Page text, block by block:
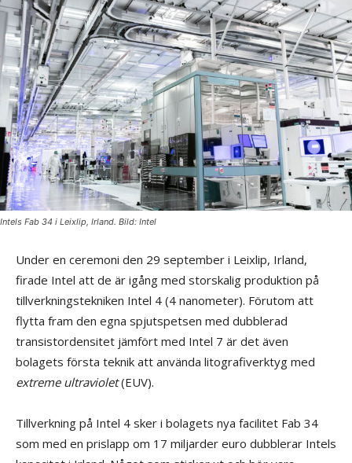
Intels Fab 34 i Leixlip, Irland. Bild: Intel
Under en ceremoni den 29 september i Leixlip, Irland,
firade Intel att de är igång med storskalig produktion på
tillverkningstekniken Intel 4 (4 nanometer). Förutom att
flytta fram den egna spjutspetsen med dubblerad
transistordensitet jämfört med Intel 7 är det även
bolagets första teknik att använda litografiverktyg med
extreme ultraviolet(EUV).
Tillverkning på Intel 4 sker i bolagets nya facilitet Fab 34
som med en prislapp om 17 miljarder euro dubblerar Intels